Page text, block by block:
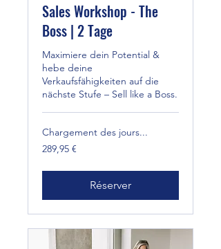
Sales Workshop - The
Boss | 2 Tage
Maximiere dein Potential &
hebe deine
Verkaufsfähigkeiten auf die
nächste Stufe – Sell like a Boss.
Chargement des jours...
289,95
euros
289,95 €
Réserver